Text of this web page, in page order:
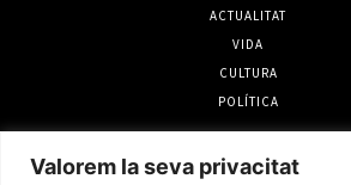
Valorem la seva privacitat
ACTUALITAT
VIDA
CULTURA
POLÍTICA